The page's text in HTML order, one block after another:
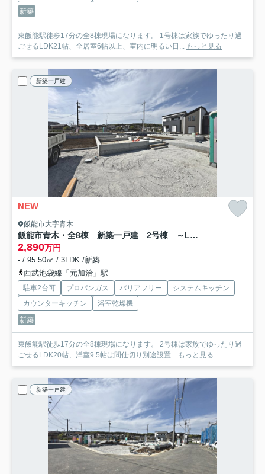
新築
東飯能駅徒歩17分の全8棟現場になります。 1号棟は家族でゆったり過
ごせるLDK21帖、全居室6帖以上、室内に明るい日... もっと見る
新築一戸建
NEW
飯能市大字青木
飯能市青木・全8棟 新築一戸建 2号棟 ～LDK20帖～
2,890万円
- / 95.50㎡ / 3LDK /新築
西武池袋線「元加治」駅
駐車2台可 プロパンガス バリアフリー
システムキッチン
カウンターキッチン
浴室乾燥機
新築
東飯能駅徒歩17分の全8棟現場になります。 2号棟は家族でゆったり過
ごせるLDK20帖、洋室9.5帖は間仕切り別途設置... もっと見る
新築一戸建